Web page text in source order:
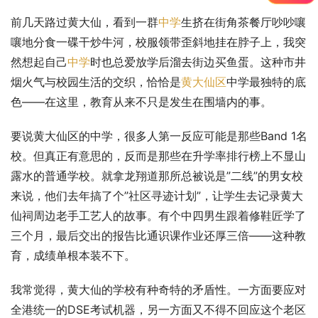
前几天路过黄大仙，看到一群中学生挤在街角茶餐厅吵吵嚷
嚷地分食一碟干炒牛河，校服领带歪斜地挂在脖子上，我突
然想起自己中学时也总爱放学后溜去街边买鱼蛋。这种市井
烟火气与校园生活的交织，恰恰是黄大仙区中学最独特的底
色——在这里，教育从来不只是发生在围墙内的事。
要说黄大仙区的中学，很多人第一反应可能是那些Band 1名
校。但真正有意思的，反而是那些在升学率排行榜上不显山
露水的普通学校。就拿龙翔道那所总被说是”二线”的男女校
来说，他们去年搞了个”社区寻迹计划”，让学生去记录黄大
仙祠周边老手工艺人的故事。有个中四男生跟着修鞋匠学了
三个月，最后交出的报告比通识课作业还厚三倍——这种教
育，成绩单根本装不下。
我常觉得，黄大仙的学校有种奇特的矛盾性。一方面要应对
全港统一的DSE考试机器，另一方面又不得不回应这个老区